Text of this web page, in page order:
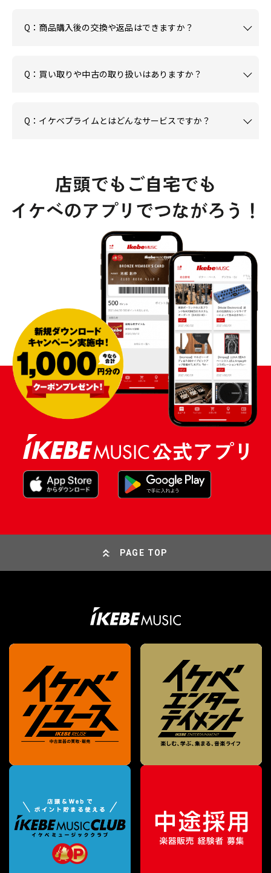
Q：商品購入後の交換や返品はできますか？
Q：買い取りや中古の取り扱いはありますか？
Q：イケベプライムとはどんなサービスですか？
PAGE TOP